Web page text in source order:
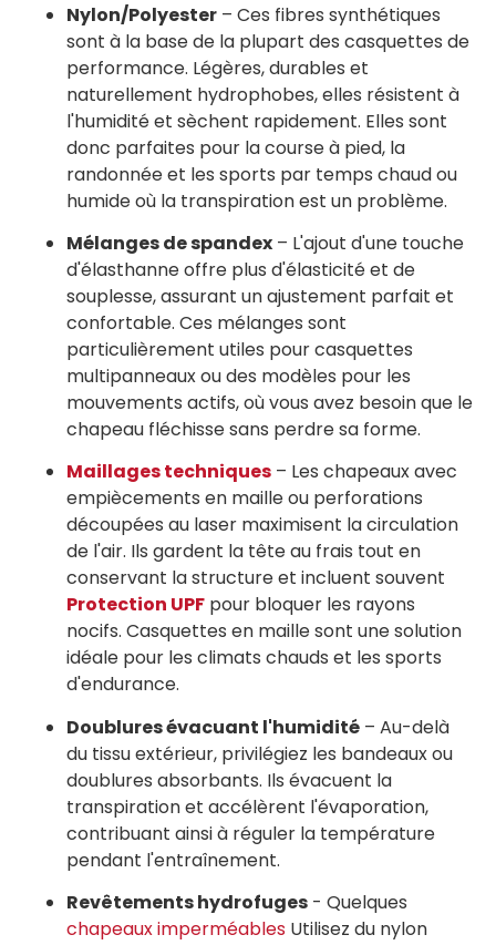
Nylon/Polyester – Ces fibres synthétiques
sont à la base de la plupart des casquettes de
performance. Légères, durables et
naturellement hydrophobes, elles résistent à
l'humidité et sèchent rapidement. Elles sont
donc parfaites pour la course à pied, la
randonnée et les sports par temps chaud ou
humide où la transpiration est un problème.
Mélanges de spandex – L'ajout d'une touche
d'élasthanne offre plus d'élasticité et de
souplesse, assurant un ajustement parfait et
confortable. Ces mélanges sont
particulièrement utiles pourcasquettes
multipanneauxou des modèles pour les
mouvements actifs, où vous avez besoin que le
chapeau fléchisse sans perdre sa forme.
Maillages techniques – Les chapeaux avec
empiècements en maille ou perforations
découpées au laser maximisent la circulation
de l'air. Ils gardent la tête au frais tout en
conservant la structure et incluent souvent
Protection UPF pour bloquer les rayons
nocifs. Casquettes en maillesont une solution
idéale pour les climats chauds et les sports
d'endurance.
Doublures évacuant l'humidité – Au-delà
du tissu extérieur, privilégiez les bandeaux ou
doublures absorbants. Ils évacuent la
transpiration et accélèrent l'évaporation,
contribuant ainsi à réguler la température
pendant l'entraînement.
Revêtements hydrofuges - Quelques
chapeaux imperméables Utilisez du nylon